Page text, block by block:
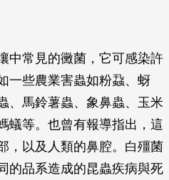
中常見的黴菌，它可感染許
一些農業害蟲如粉蝨、蚜
、馬鈴薯蟲、象鼻蟲、玉米
蟻等。也曾有報導指出，這
，以及人類的鼻腔。白殭菌
的品系造成的昆蟲疾病與死